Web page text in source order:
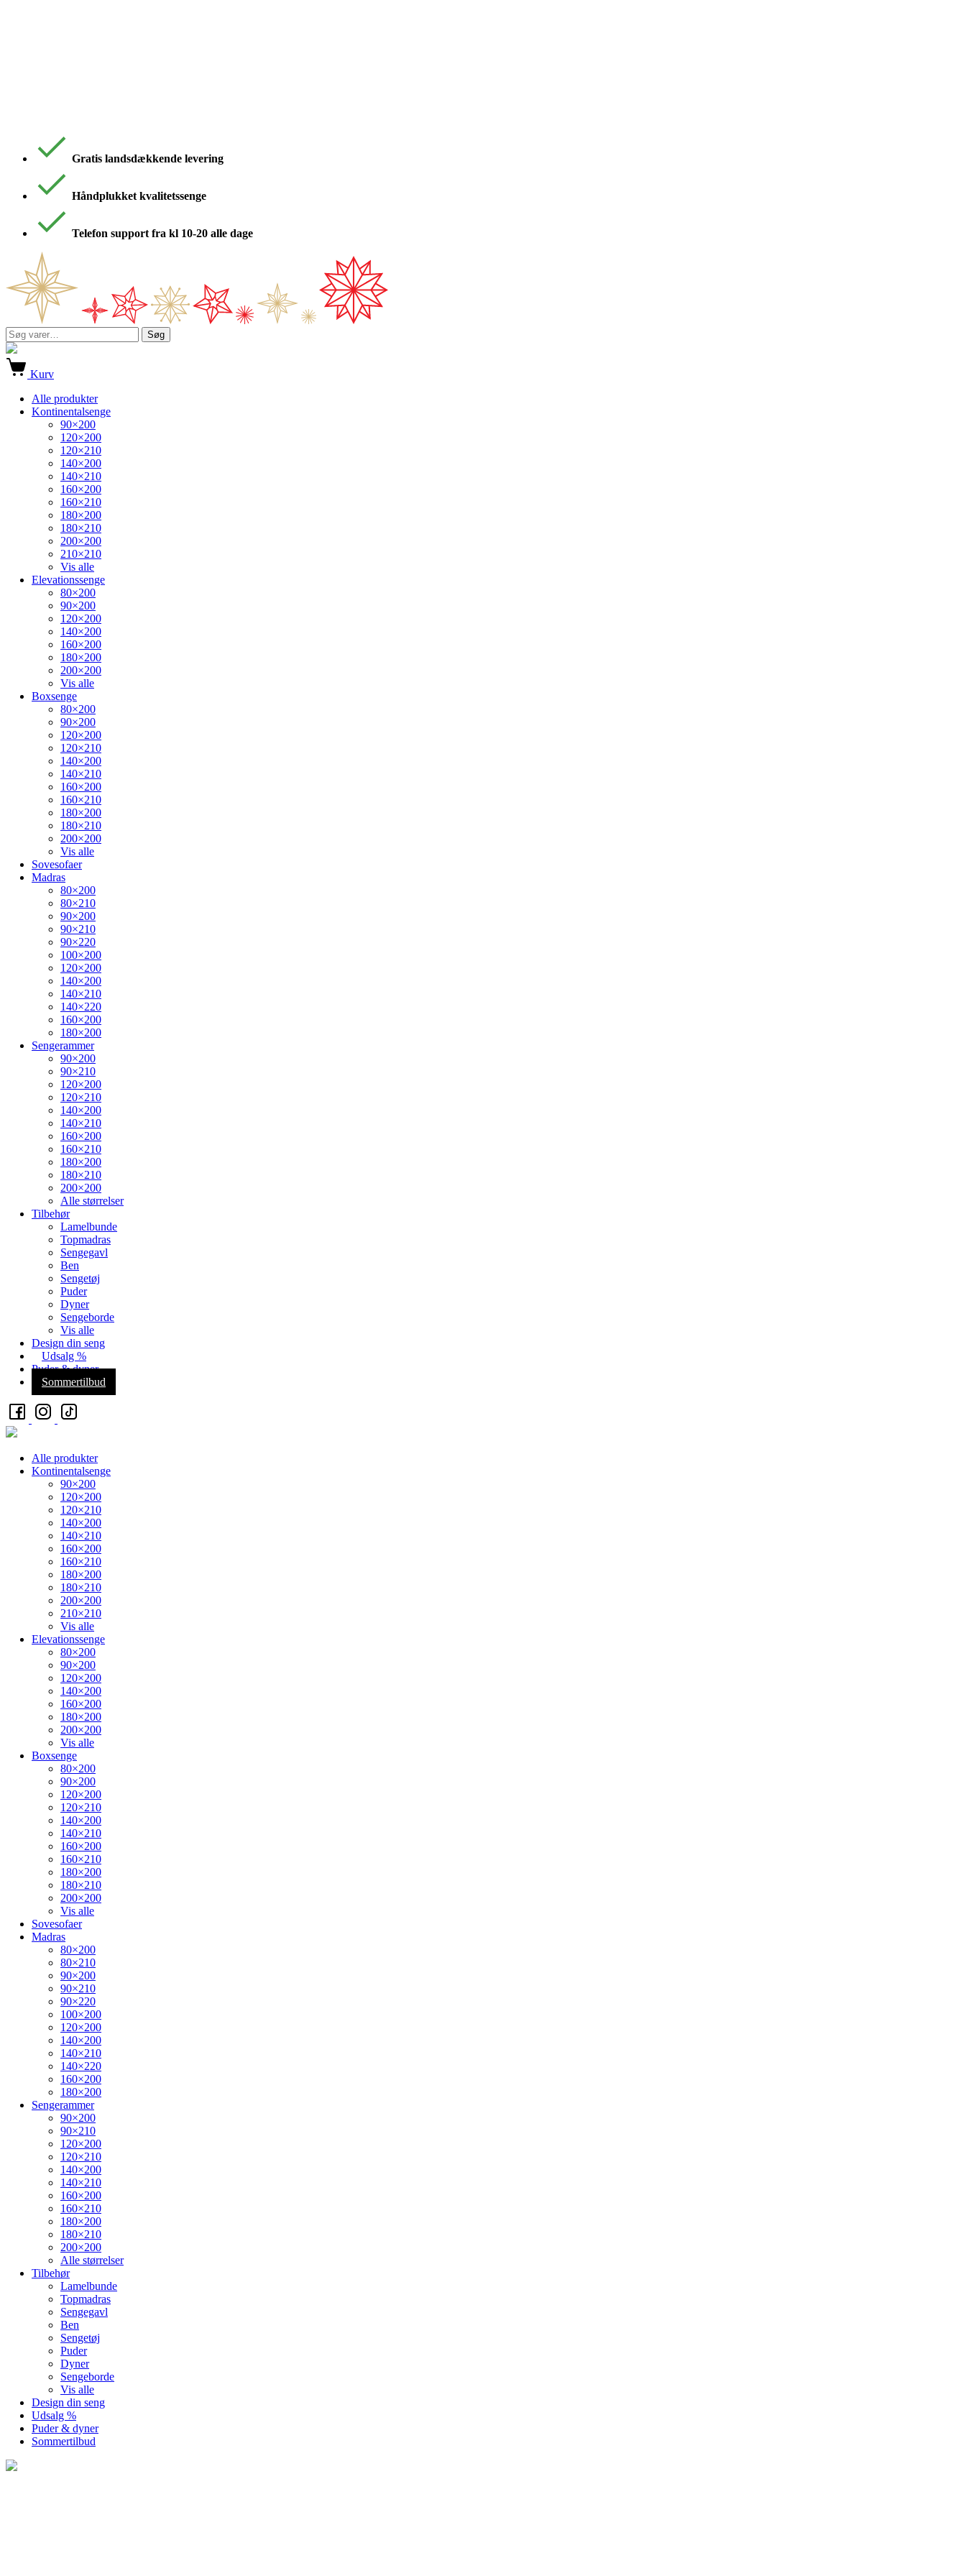
Gratis landsdækkende levering
Håndplukket kvalitetssenge
Telefon support fra kl 10-20 alle dage
Søg
efter:
Søg
Kurv
Alle produkter
Kontinentalsenge
90×200
120×200
120×210
140×200
140×210
160×200
160×210
180×200
180×210
200×200
210×210
Vis alle
Elevationssenge
80×200
90×200
120×200
140×200
160×200
180×200
200×200
Vis alle
Boxsenge
80×200
90×200
120×200
120×210
140×200
140×210
160×200
160×210
180×200
180×210
200×200
Vis alle
Sovesofaer
Madras
80×200
80×210
90×200
90×210
90×220
100×200
120×200
140×200
140×210
140×220
160×200
180×200
Sengerammer
90×200
90×210
120×200
120×210
140×200
140×210
160×200
160×210
180×200
180×210
200×200
Alle størrelser
Tilbehør
Lamelbunde
Topmadras
Sengegavl
Ben
Sengetøj
Puder
Dyner
Sengeborde
Vis alle
Design din seng
Udsalg %
Puder & dyner
Sommertilbud
Alle produkter
Kontinentalsenge
90×200
120×200
120×210
140×200
140×210
160×200
160×210
180×200
180×210
200×200
210×210
Vis alle
Elevationssenge
80×200
90×200
120×200
140×200
160×200
180×200
200×200
Vis alle
Boxsenge
80×200
90×200
120×200
120×210
140×200
140×210
160×200
160×210
180×200
180×210
200×200
Vis alle
Sovesofaer
Madras
80×200
80×210
90×200
90×210
90×220
100×200
120×200
140×200
140×210
140×220
160×200
180×200
Sengerammer
90×200
90×210
120×200
120×210
140×200
140×210
160×200
160×210
180×200
180×210
200×200
Alle størrelser
Tilbehør
Lamelbunde
Topmadras
Sengegavl
Ben
Sengetøj
Puder
Dyner
Sengeborde
Vis alle
Design din seng
Udsalg %
Puder & dyner
Sommertilbud